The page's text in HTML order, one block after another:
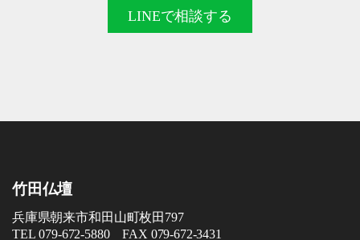
LINEで相談する
竹田仏壇
兵庫県朝来市和田山町枚田797
TEL 079-672-5880 FAX 079-672-3431